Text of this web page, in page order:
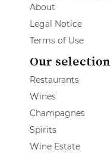
About
Legal Notice
Terms of Use
Our selection
Restaurants
Wines
Champagnes
Spirits
Wine Estate